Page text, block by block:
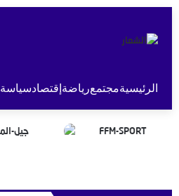
الرئيسيةمجتمعرياضة إقتصادسياسة